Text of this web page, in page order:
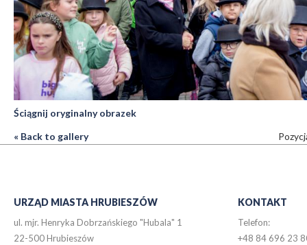
Ściągnij oryginalny obrazek
« Back to gallery
URZĄD MIASTA HRUBIESZÓW
ul. mjr. Henryka Dobrzańskiego "Hubala" 1
22-500 Hrubieszów
KONTAKT
Telefon:
+48 84 696 23